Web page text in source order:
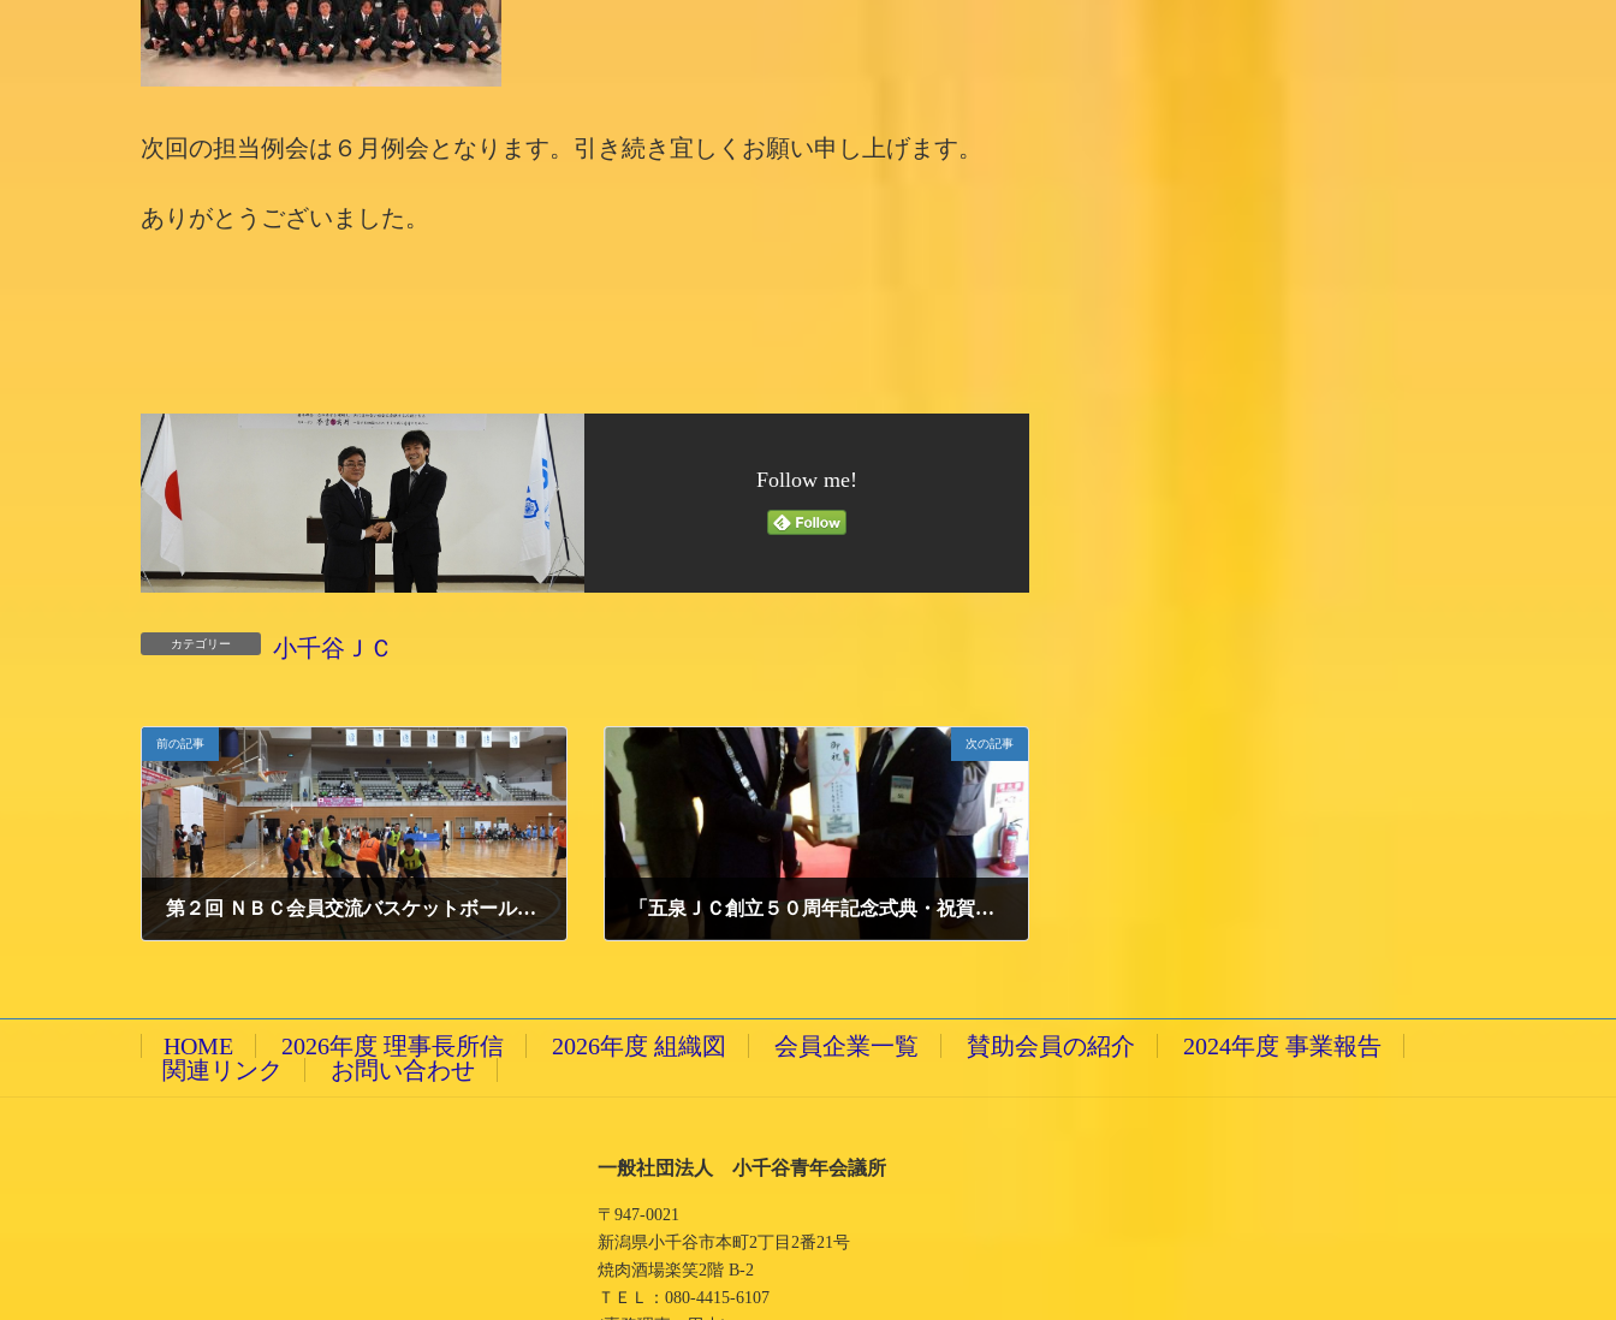
次回の担当例会は６月例会となります。引き続き宜しくお願い申し上げます。
ありがとうございました。
Follow me!
カテゴリー 小千谷ＪＣ
前の記事
第２回 ＮＢＣ会員交流バスケットボール大会 in にいがた北
次の記事
「五泉ＪＣ創立５０周年記念式典・祝賀会」に参加いたしました。
HOME 2026年度 理事長所信 2026年度 組織図 会員企業一覧 賛助会員の紹介
2024年度 事業報告
関連リンク
お問い合わせ
一般社団法人 小千谷青年会議所
〒947-0021
新潟県小千谷市本町2丁目2番21号
焼肉酒場楽笑2階 B-2
ＴＥＬ：080-4415-6107